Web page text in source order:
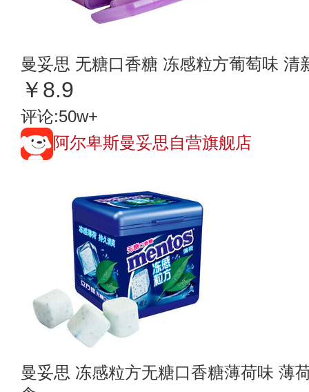
曼妥思 无糖口香糖 冻感粒方葡萄味 清
￥8.9
评论:50w+
阿尔卑斯曼妥思自营旗舰店
曼妥思 冻感粒方无糖口香糖薄荷味 薄